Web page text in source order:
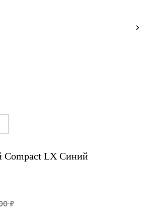
Compact LX Синий
₽